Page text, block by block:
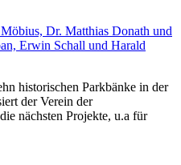
historischen Parkbänke in der
der Verein der
nächsten Projekte, u.a für